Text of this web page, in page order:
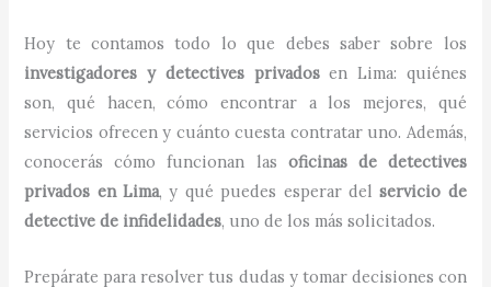
Hoy te contamos todo lo que debes saber sobre los
investigadores y detectives privadosen Lima: quiénes
son, qué hacen, cómo encontrar a los mejores, qué
servicios ofrecen y cuánto cuesta contratar uno. Además,
conocerás cómo funcionan las oficinas de detectives
privados en Lima, y qué puedes esperar delservicio de
detective de infidelidades, uno de los más solicitados.
Prepárate para resolver tus dudas y tomar decisiones con